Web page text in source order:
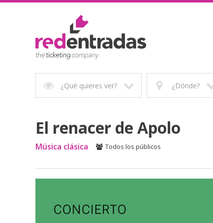
¿Qué quieres ver? ¿Dónde?
El renacer de Apolo
Música clásica Todos los públicos